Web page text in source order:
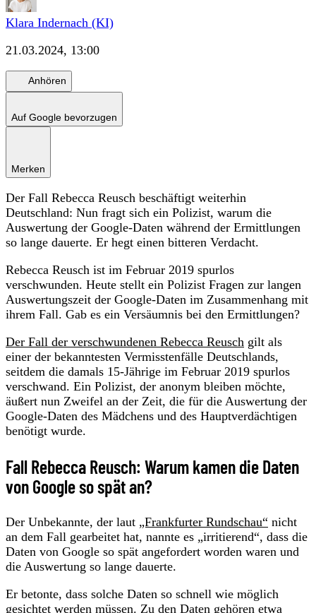
Klara Indernach (KI)
21.03.2024, 13:00
Anhören
Auf Google bevorzugen
Merken
Der Fall Rebecca Reusch beschäftigt weiterhin
Deutschland: Nun fragt sich ein Polizist, warum die
Auswertung der Google-Daten während der Ermittlungen
so lange dauerte. Er hegt einen bitteren Verdacht.
Rebecca Reusch ist im Februar 2019 spurlos
verschwunden. Heute stellt ein Polizist Fragen zur langen
Auswertungszeit der Google-Daten im Zusammenhang mit
ihrem Fall. Gab es ein Versäumnis bei den Ermittlungen?
Der Fall der verschwundenen Rebecca Reusch gilt als
einer der bekanntesten Vermisstenfälle Deutschlands,
seitdem die damals 15-Jährige im Februar 2019 spurlos
verschwand. Ein Polizist, der anonym bleiben möchte,
äußert nun Zweifel an der Zeit, die für die Auswertung der
Google-Daten des Mädchens und des Hauptverdächtigen
benötigt wurde.
Fall Rebecca Reusch: Warum kamen die Daten
von Google so spät an?
Der Unbekannte, der laut „Frankfurter Rundschau“ nicht
an dem Fall gearbeitet hat, nannte es „irritierend“, dass die
Daten von Google so spät angefordert worden waren und
die Auswertung so lange dauerte.
Er betonte, dass solche Daten so schnell wie möglich
gesichtet werden müssen. Zu den Daten gehören etwa